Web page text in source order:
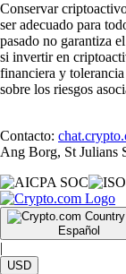
Conservar
ser adecuado para
pasado no garantiza
si invertir en
financiera y
sobre los riesgos
Contacto:
Ang Borg, St Julians
Español
|
USD